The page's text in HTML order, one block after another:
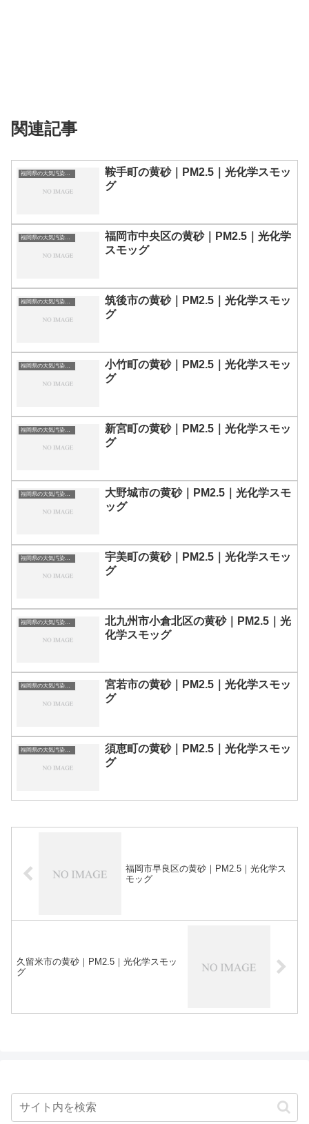
関連記事
福岡県の大気汚染・PM2.5・黄砂・エアロゾルの数値
鞍手町の黄砂｜PM2.5｜光化学スモッ
グ
福岡県の大気汚染・PM2.5・黄砂・エアロゾルの数値
福岡市中央区の黄砂｜PM2.5｜光化学
スモッグ
福岡県の大気汚染・PM2.5・黄砂・エアロゾルの数値
筑後市の黄砂｜PM2.5｜光化学スモッ
グ
福岡県の大気汚染・PM2.5・黄砂・エアロゾルの数値
小竹町の黄砂｜PM2.5｜光化学スモッ
グ
福岡県の大気汚染・PM2.5・黄砂・エアロゾルの数値
新宮町の黄砂｜PM2.5｜光化学スモッ
グ
福岡県の大気汚染・PM2.5・黄砂・エアロゾルの数値
大野城市の黄砂｜PM2.5｜光化学スモ
ッグ
福岡県の大気汚染・PM2.5・黄砂・エアロゾルの数値
宇美町の黄砂｜PM2.5｜光化学スモッ
グ
福岡県の大気汚染・PM2.5・黄砂・エアロゾルの数値
北九州市小倉北区の黄砂｜PM2.5｜光
化学スモッグ
福岡県の大気汚染・PM2.5・黄砂・エアロゾルの数値
宮若市の黄砂｜PM2.5｜光化学スモッ
グ
福岡県の大気汚染・PM2.5・黄砂・エアロゾルの数値
須恵町の黄砂｜PM2.5｜光化学スモッ
グ
福岡市早良区の黄砂｜PM2.5｜光化学ス
モッグ
久留米市の黄砂｜PM2.5｜光化学スモッ
グ